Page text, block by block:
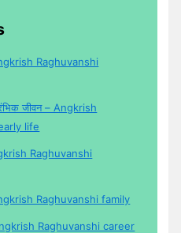
Raghuvanshi
जीवन – Angkrish
life
Raghuvanshi
Raghuvanshi family
Raghuvanshi career